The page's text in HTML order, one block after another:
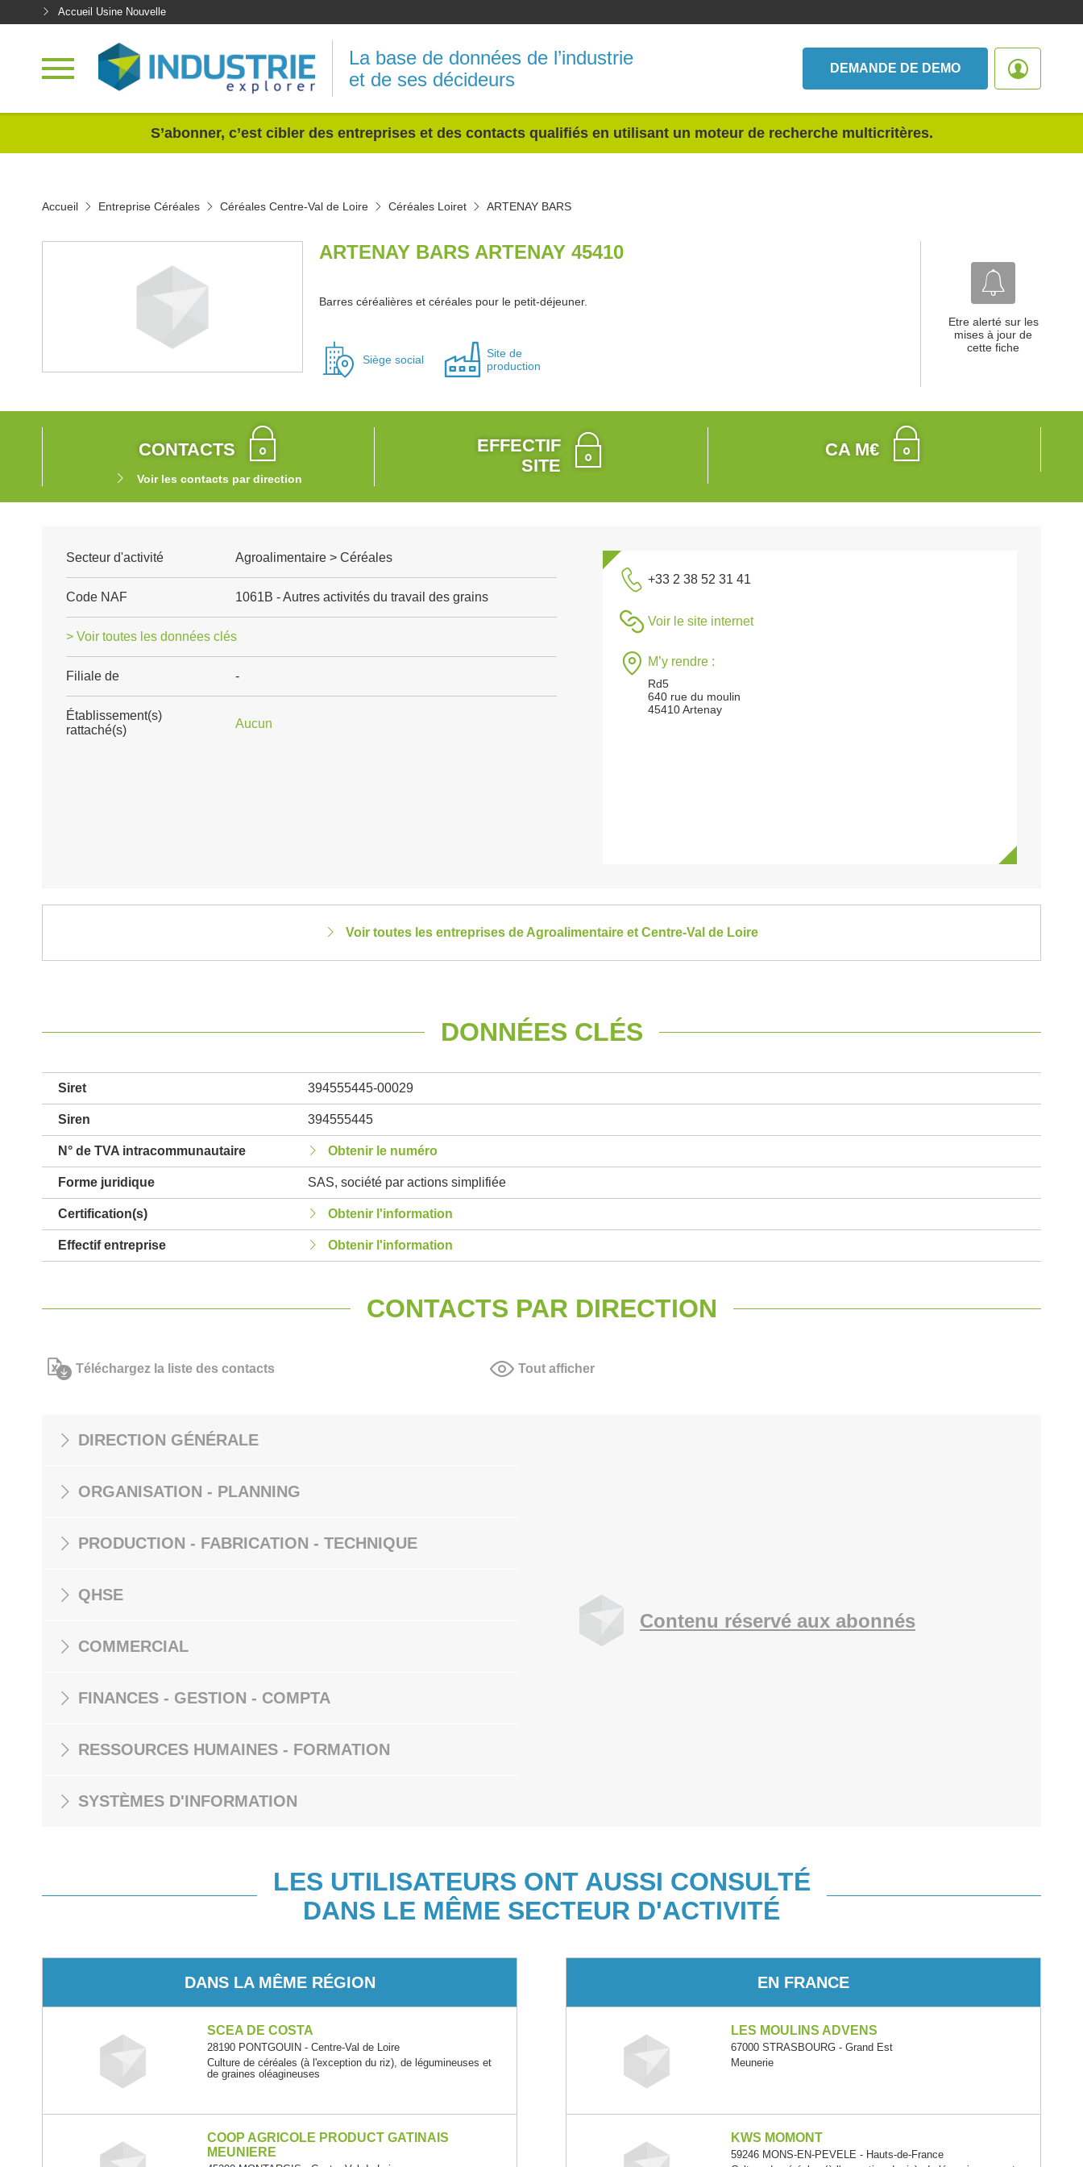
Accueil Usine Nouvelle
La base de données de l’industrie
et de ses décideurs
DEMANDE DE DEMO
S’abonner, c’est cibler des entreprises et des contacts qualifiés en utilisant un moteur de recherche multicritères.
Accueil Entreprise Céréales Céréales Centre-Val de Loire Céréales Loiret ARTENAY BARS
ARTENAY BARS ARTENAY 45410
Barres céréalières et céréales pour le petit-déjeuner.
Siège social
Site de
production
Etre alerté sur les
mises à jour de
cette fiche
CONTACTS
Voir les contacts par direction
EFFECTIF
SITE
CA M€
Secteur d'activité Agroalimentaire > Céréales
Code NAF 1061B - Autres activités du travail des grains
> Voir toutes les données clés
Filiale de -
Établissement(s)
rattaché(s)
Aucun
+33 2 38 52 31 41
Voir le site internet
M’y rendre :
Rd5
640 rue du moulin
45410 Artenay
Voir toutes les entreprises de Agroalimentaire et Centre-Val de Loire
DONNÉES CLÉS
Siret 394555445-00029
Siren 394555445
N° de TVA intracommunautaire Obtenir le numéro
Forme juridique SAS, société par actions simplifiée
Certification(s) Obtenir l'information
Effectif entreprise Obtenir l'information
CONTACTS PAR DIRECTION
Téléchargez la liste des contacts Tout afficher
DIRECTION GÉNÉRALE
ORGANISATION - PLANNING
PRODUCTION - FABRICATION - TECHNIQUE
QHSE
COMMERCIAL
FINANCES - GESTION - COMPTA
RESSOURCES HUMAINES - FORMATION
SYSTÈMES D'INFORMATION
Contenu réservé aux abonnés
LES UTILISATEURS ONT AUSSI CONSULTÉ
DANS LE MÊME SECTEUR D'ACTIVITÉ
DANS LA MÊME RÉGION
SCEA DE COSTA
28190 PONTGOUIN - Centre-Val de Loire
Culture de céréales (à l'exception du riz), de légumineuses et
de graines oléagineuses
COOP AGRICOLE PRODUCT GATINAIS
MEUNIERE
EN FRANCE
LES MOULINS ADVENS
67000 STRASBOURG - Grand Est
Meunerie
KWS MOMONT
59246 MONS-EN-PEVELE - Hauts-de-France